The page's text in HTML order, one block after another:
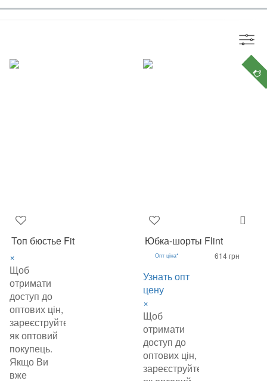
Топ бюстье Fit
×
Щоб
отримати
доступ до
оптових цін,
зареєструйтеся
як оптовий
покупець.
Якщо Ви
вже
Юбка-шорты Flint
Опт ціна*
Узнать опт
цену
×
Щоб
отримати
доступ до
оптових цін,
зареєструйтеся
614 грн